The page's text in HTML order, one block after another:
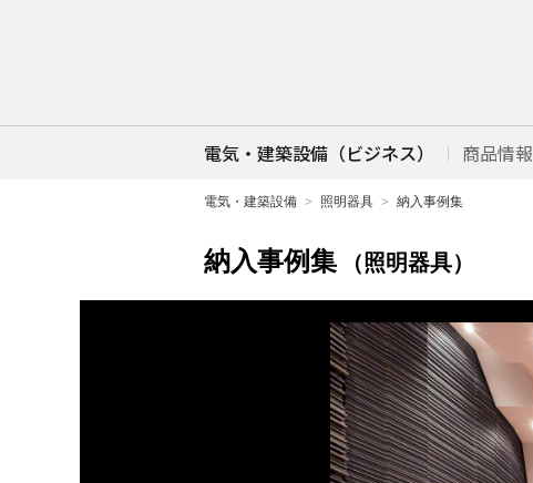
電気・建築設備（ビジネス） 商品情報
電気・建築設備 照明器具 納入事例集
納入事例集 （照明器具）